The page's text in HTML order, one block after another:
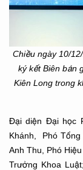
Chiều ngày 10/
ký kết Biên bản
Kiên Long trong
Đại diện Đại học
Khánh, Phó Tổng
Anh Thu, Phó
Trưởng Khoa